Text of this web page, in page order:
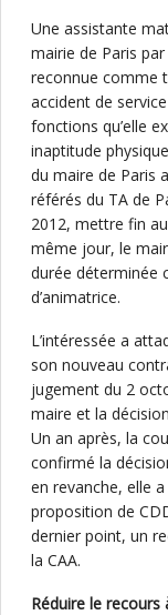
Une assistante
mairie de Paris
reconnue comme
accident de
fonctions qu’elle
inaptitude
du maire de Paris
référés du TA de
2012, mettre fin
même jour, le
durée déterminée
d’animatrice.
L’intéressée a
son nouveau
jugement du 2
maire et la
Un an après, la
confirmé la
en revanche, elle
proposition de
dernier point, un
la CAA.
Réduire le recours